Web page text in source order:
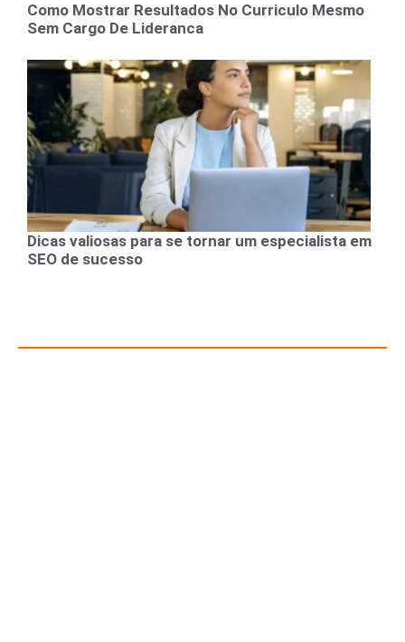
Como Mostrar Resultados No Curriculo Mesmo
Sem Cargo De Lideranca
Dicas valiosas para se tornar um especialista em
SEO de sucesso